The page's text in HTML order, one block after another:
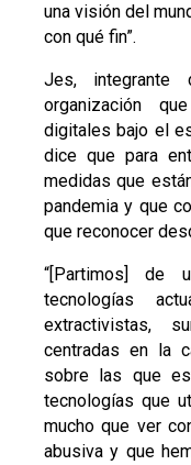
una visión del
con qué fin”.
Jes, integrante
organización
digitales bajo el
dice que para
medidas que
pandemia y que
que reconocer
“[Partimos] de
tecnologías
extractivistas,
centradas en la
sobre las que
tecnologías que
mucho que ver
abusiva y que